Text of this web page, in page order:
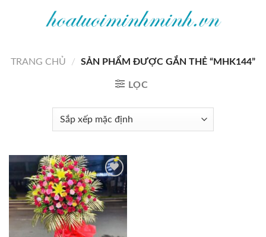
TRANG CHỦ
/ SẢN PHẨM ĐƯỢC GẮN THẺ “MHK144”
LỌC
Add to
wishlist